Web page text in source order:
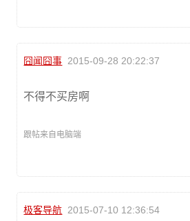
囧闻囧事 2015-09-28 20:22:37
不得不买房啊
跟帖来自电脑端
极客导航 2015-07-10 12:36:54